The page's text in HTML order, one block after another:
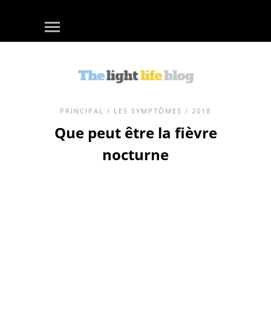
PRINCIPAL / LES SYMPTÔMES / 2018
Que peut être la fièvre
nocturne